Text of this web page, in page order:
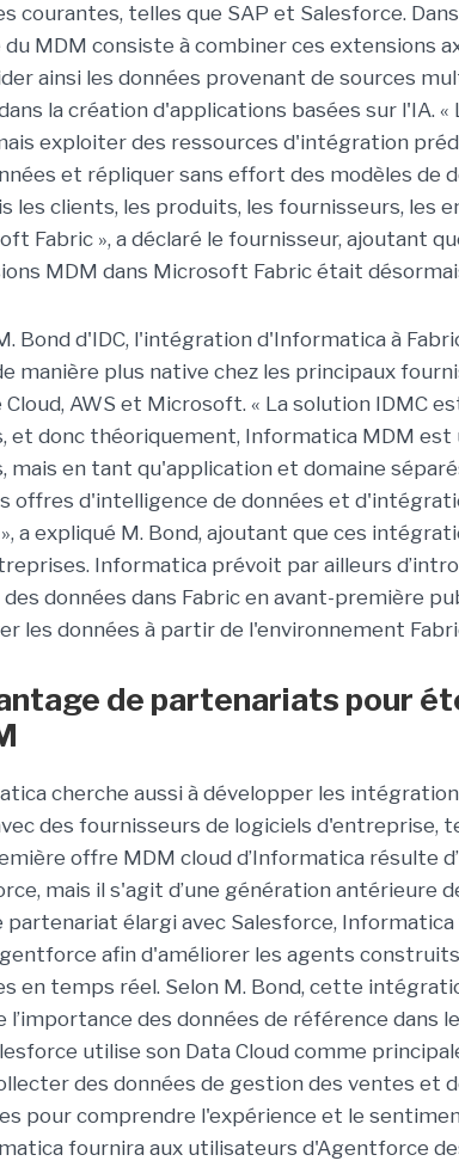
courantes, telles que SAP et Salesforce.
du MDM consiste à combiner ces extensions
ainsi les données provenant de sources
la création d'applications basées sur l'IA.
exploiter des ressources d'intégration
et répliquer sans effort des modèles de
les clients, les produits, les fournisseurs, les
Fabric », a déclaré le fournisseur, ajoutant
MDM dans Microsoft Fabric était
Bond d'IDC, l'intégration d'Informatica à
manière plus native chez les principaux
Cloud, AWS et Microsoft. « La solution IDMC
et donc théoriquement, Informatica MDM est
mais en tant qu'application et domaine
offres d'intelligence de données et
a expliqué M. Bond, ajoutant que ces
Informatica prévoit par ailleurs
données dans Fabric en avant-première
les données à partir de l'environnement
de partenariats pour
cherche aussi à développer les
des fournisseurs de logiciels d'entreprise,
offre MDM cloud d’Informatica résulte
mais il s'agit d’une génération antérieure
partenariat élargi avec Salesforce,
afin d'améliorer les agents
en temps réel. Selon M. Bond, cette
l’importance des données de référence dans
utilise son Data Cloud comme
des données de gestion des ventes et
pour comprendre l'expérience et le
fournira aux utilisateurs d'Agentforce